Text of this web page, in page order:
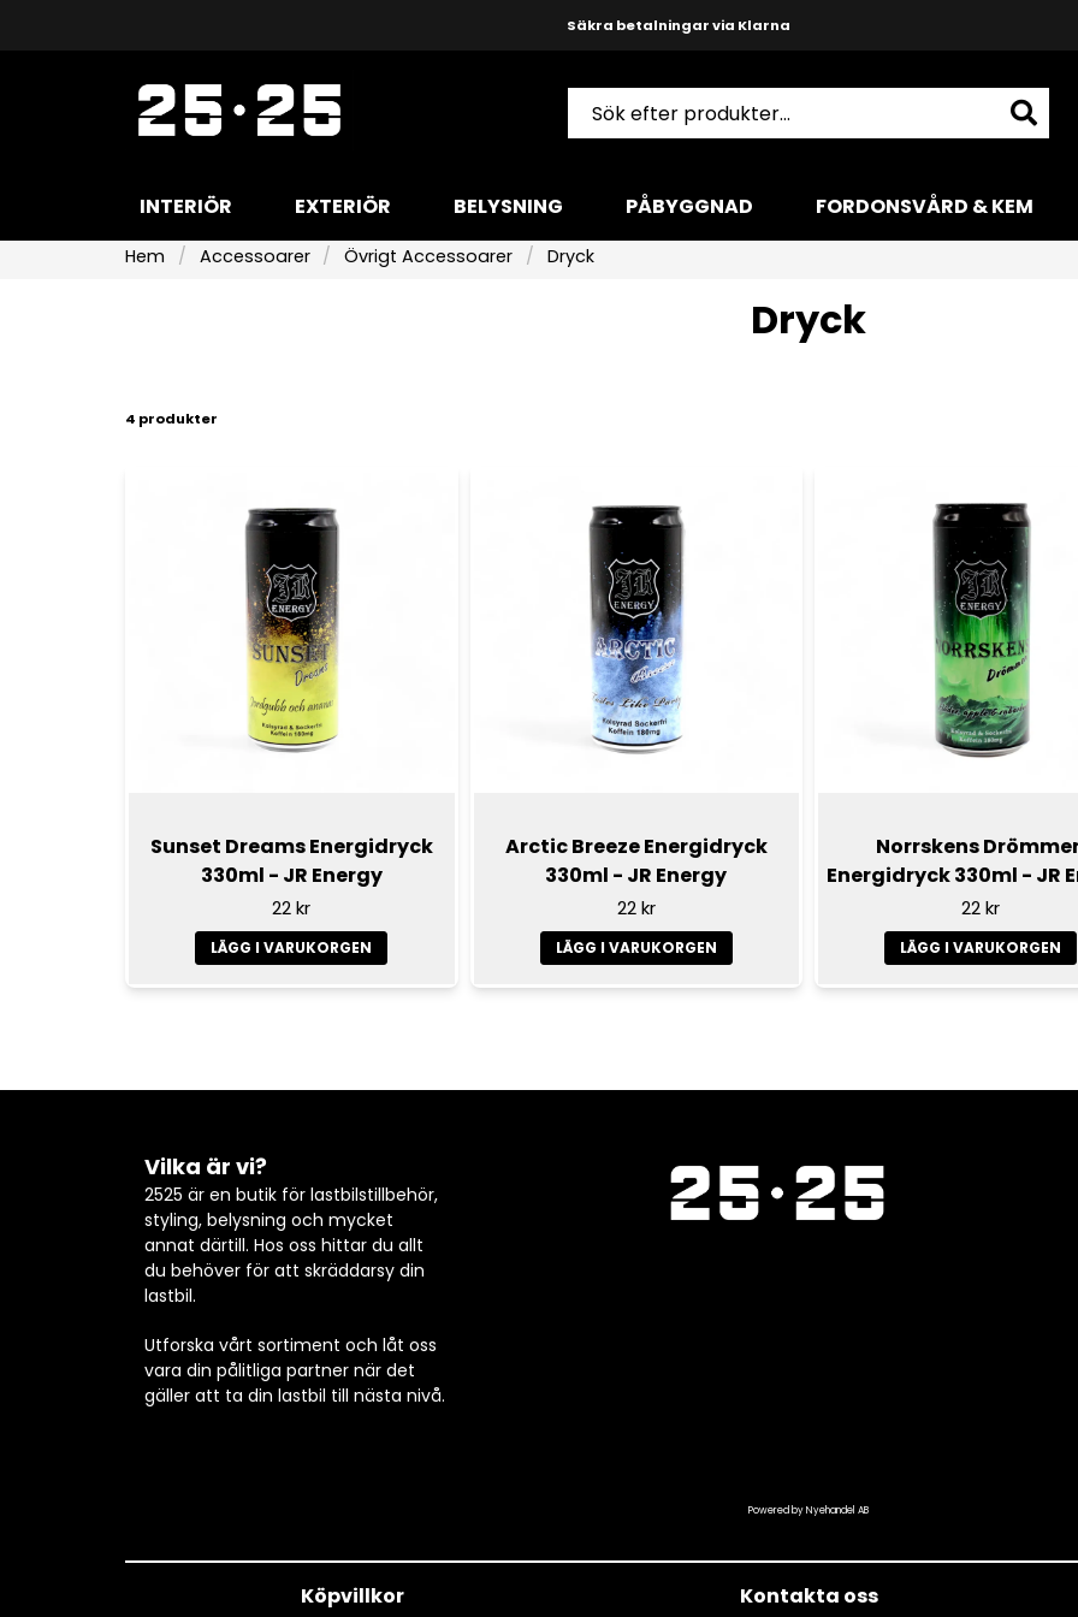
Säkra betalningar via Klarna
Produktkunnig och hjälpsam support
INTERIÖR EXTERIÖR BELYSNING PÅBYGGNAD FORDONSVÅRD & KEM
Hem Accessoarer Övrigt Accessoarer Dryck
Dryck
4 produkter
Sunset Dreams Energidryck
330ml - JR Energy
22 kr
LÄGG I VARUKORGEN
Arctic Breeze Energidryck
330ml - JR Energy
22 kr
LÄGG I VARUKORGEN
Norrskens
Energidryck 330ml - JR
22 kr
LÄGG I VARUKORGEN
Vilka är vi?
2525 är en butik för lastbilstillbehör,
styling, belysning och mycket
annat därtill. Hos oss hittar du allt
du behöver för att skräddarsy din
lastbil.
Utforska vårt sortiment och låt oss
vara din pålitliga partner när det
gäller att ta din lastbil till nästa nivå.
Powered by Nyehandel AB
Köpvillkor Kontakta oss